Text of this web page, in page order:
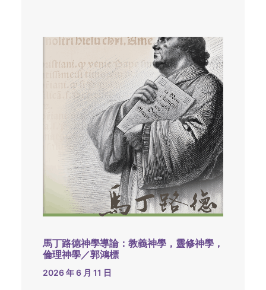
馬丁路德神學導論：教義神學，靈修神學，
倫理神學／郭鴻標
2026 年 6 月 11 日